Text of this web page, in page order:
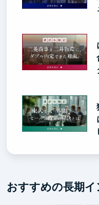
おすすめの長期イ